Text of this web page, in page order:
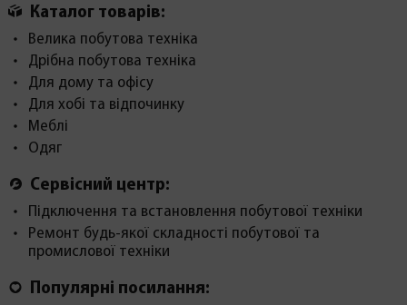
Каталог товарів:
Велика побутова техніка
Дрібна побутова техніка
Для дому та офісу
Для хобі та відпочинку
Меблі
Одяг
Сервісний центр:
Підключення та встановлення побутової техніки
Ремонт будь-якої складності побутової та
промислової техніки
Популярні посилання: